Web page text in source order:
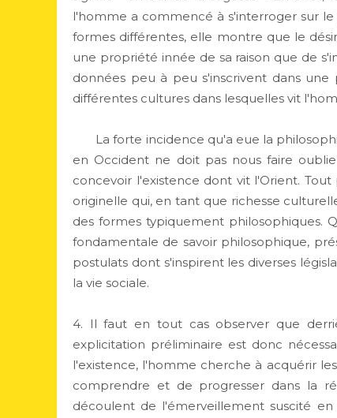
l'homme a commencé à s'interroger sur
formes différentes, elle montre que le
une propriété innée de sa raison que de
données peu à peu s'inscrivent dans
différentes cultures dans lesquelles vit
La forte incidence qu'a eue la
en Occident ne doit pas nous faire
concevoir l'existence dont vit l'Orient.
originelle qui, en tant que richesse
des formes typiquement philosophiques.
fondamentale de savoir philosophique,
postulats dont s'inspirent les diverses
la vie sociale.
4. Il faut en tout cas observer que
explicitation préliminaire est donc
l'existence, l'homme cherche à acquérir
comprendre et de progresser dans la
découlent de l'émerveillement suscité